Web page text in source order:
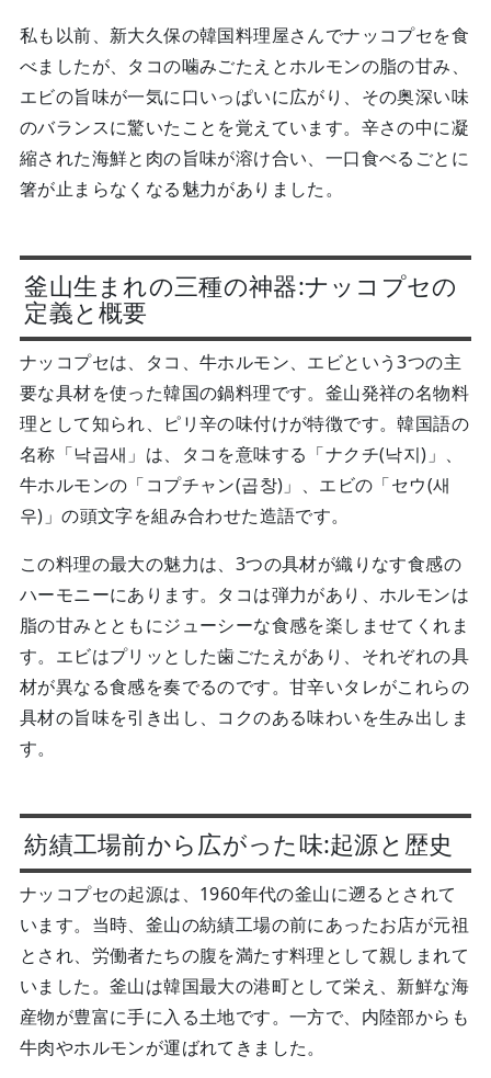
私も以前、新大久保の韓国料理屋さんでナッコプセを食
べましたが、タコの噛みごたえとホルモンの脂の甘み、
エビの旨味が一気に口いっぱいに広がり、その奥深い味
のバランスに驚いたことを覚えています。辛さの中に凝
縮された海鮮と肉の旨味が溶け合い、一口食べるごとに
箸が止まらなくなる魅力がありました。
釜山生まれの三種の神器:ナッコプセの
定義と概要
ナッコプセは、タコ、牛ホルモン、エビという3つの主
要な具材を使った韓国の鍋料理です。釜山発祥の名物料
理として知られ、ピリ辛の味付けが特徴です。韓国語の
名称「낙곱새」は、タコを意味する「ナクチ(낙지)」、
牛ホルモンの「コプチャン(곱창)」、エビの「セウ(새
우)」の頭文字を組み合わせた造語です。
この料理の最大の魅力は、3つの具材が織りなす食感の
ハーモニーにあります。タコは弾力があり、ホルモンは
脂の甘みとともにジューシーな食感を楽しませてくれま
す。エビはプリッとした歯ごたえがあり、それぞれの具
材が異なる食感を奏でるのです。甘辛いタレがこれらの
具材の旨味を引き出し、コクのある味わいを生み出しま
す。
紡績工場前から広がった味:起源と歴史
ナッコプセの起源は、1960年代の釜山に遡るとされて
います。当時、釜山の紡績工場の前にあったお店が元祖
とされ、労働者たちの腹を満たす料理として親しまれて
いました。釜山は韓国最大の港町として栄え、新鮮な海
産物が豊富に手に入る土地です。一方で、内陸部からも
牛肉やホルモンが運ばれてきました。